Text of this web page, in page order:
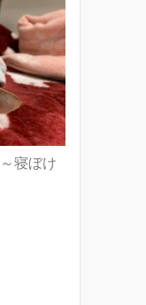
寝ぼけ